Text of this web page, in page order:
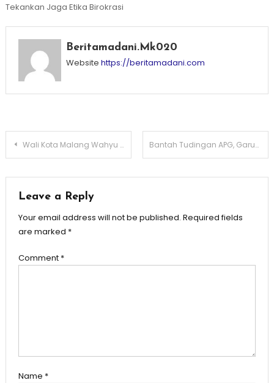
Tekankan Jaga Etika Birokrasi
Beritamadani.mk020
Website https://beritamadani.com
Post
navigation
Wali Kota Malang Wahyu Hidayat Paparkan RPJMD saat Paripurna Bantah Tudingan APG, Garuda Indonesia Tegaskan Rekrutmen Sesuai GCG
Leave a Reply
Your email address will not be published. Required fields
are marked *
Comment *
Name *